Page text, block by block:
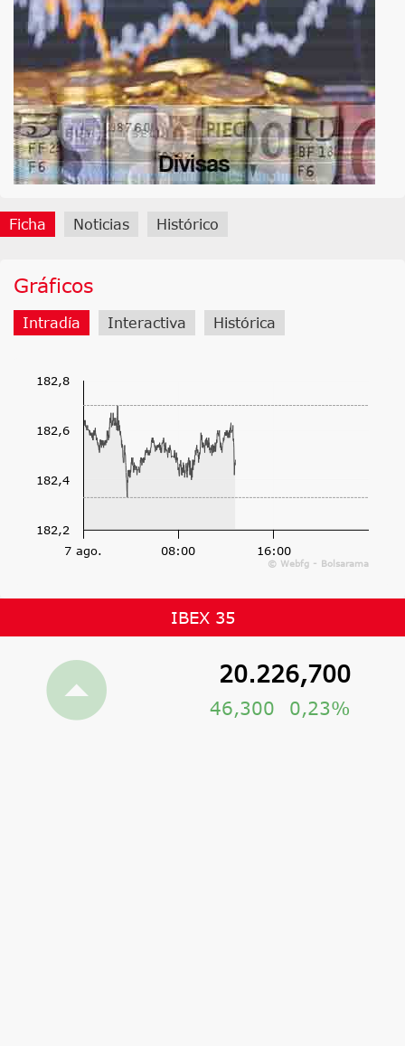
Ficha Noticias Histórico
Gráficos
Intradía Interactiva Histórica
7 ago. 08:00 16:00
182,2
182,4
182,6
182,8
© Webfg - Bolsarama
IBEX 35
20.226,700
46,300 0,23%